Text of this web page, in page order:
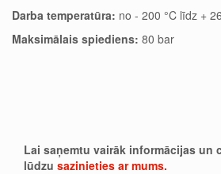
Darba temperatūra: no - 200 °C līdz +
Maksimālais spiediens: 80 bar
Lai saņemtu vairāk informācijas un
lūdzu sazinieties ar mums.